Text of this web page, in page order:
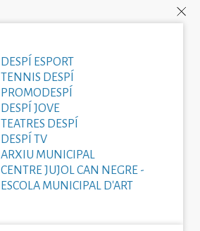
DESPÍ ESPORT
TENNIS DESPÍ
PROMODESPÍ
DESPÍ JOVE
TEATRES DESPÍ
DESPÍ TV
ARXIU MUNICIPAL
CENTRE JUJOL CAN NEGRE -
ESCOLA MUNICIPAL D'ART